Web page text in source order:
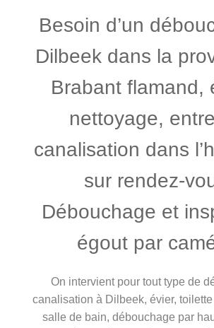
Besoin d’un
Dilbeek dans la
Brabant flamand,
nettoyage,
canalisation dans
sur rendez-
Débouchage et
égout par
On intervient pour tout type de
canalisation à Dilbeek, évier,
salle de bain, débouchage par